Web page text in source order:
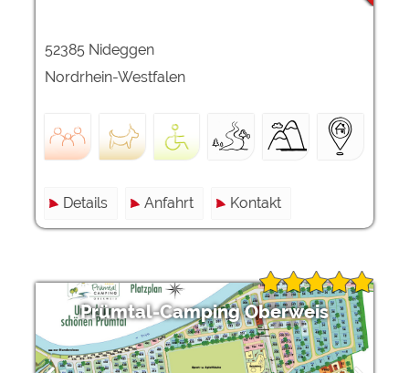
52385 Nideggen
Nordrhein-Westfalen
Details Anfahrt Kontakt
Prümtal-Camping Oberweis